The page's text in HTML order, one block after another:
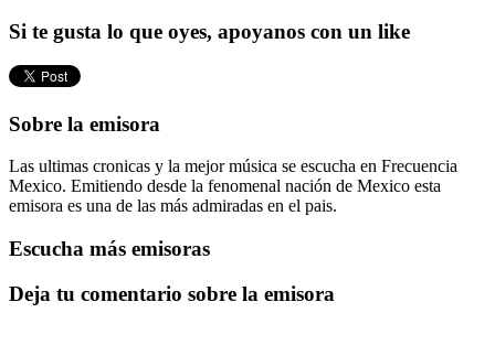
Si te gusta lo que oyes, apoyanos con un like
Sobre la emisora
Las ultimas cronicas y la mejor música se escucha en Frecuencia
Mexico. Emitiendo desde la fenomenal nación de Mexico esta
emisora es una de las más admiradas en el pais.
Escucha más emisoras
Deja tu comentario sobre la emisora